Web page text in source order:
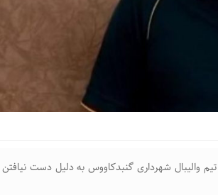
شهرداری گنبدکاووس به دلیل دست نیافتن